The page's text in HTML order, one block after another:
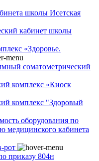
школы Исетская
кабинет школы
«Здоровье.
соматометрический
комплекс «Киоск
комплекс "Здоровый
оборудования по
медицинского кабинета
рот
приказу 804н